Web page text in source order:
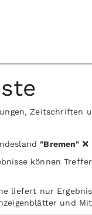
Zeitschriften
"Bremen"
können
liefert nur
und